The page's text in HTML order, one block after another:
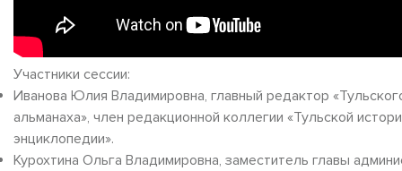
Участники сессии:
Иванова Юлия Владимировна, главный редактор
альманаха», член редакционной коллегии «Тульской
энциклопедии».
Курохтина Ольга Владимировна, заместитель главы